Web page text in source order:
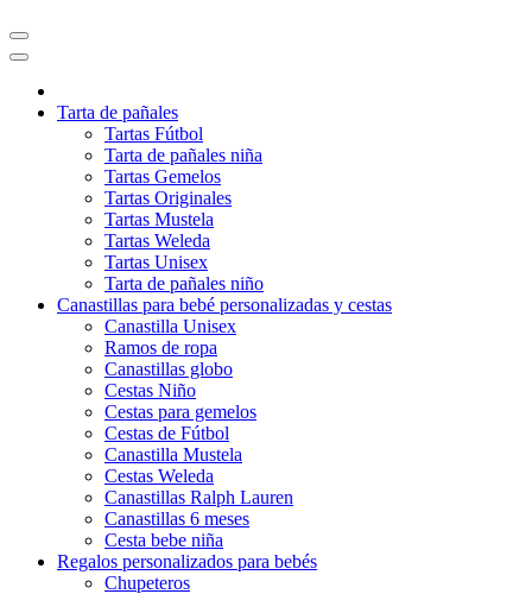
Tarta de pañales
Tartas Fútbol
Tarta de pañales niña
Tartas Gemelos
Tartas Originales
Tartas Mustela
Tartas Weleda
Tartas Unisex
Tarta de pañales niño
Canastillas para bebé personalizadas y cestas
Canastilla Unisex
Ramos de ropa
Canastillas globo
Cestas Niño
Cestas para gemelos
Cestas de Fútbol
Canastilla Mustela
Cestas Weleda
Canastillas Ralph Lauren
Canastillas 6 meses
Cesta bebe niña
Regalos personalizados para bebés
Chupeteros